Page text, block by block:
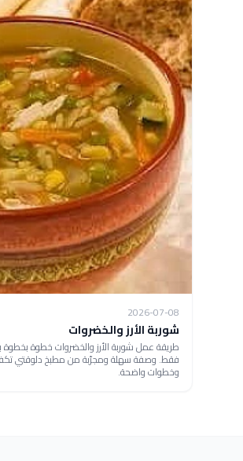
2026-07-08
شوربة الأرز والخضروات
وخطوات واضحة.